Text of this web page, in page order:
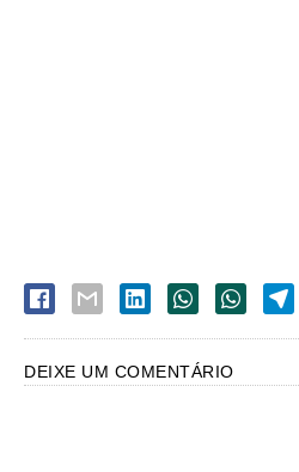
DEIXE UM COMENTÁRIO